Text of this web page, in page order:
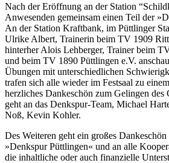
Nach der Eröffnung an der Station
Anwesenden gemeinsam einen Teil der
An der Station Kraftbank, im Püttlinger
Ulrike Albert, Trainerin beim TV 1909
hinterher Alois Lehberger, Trainer beim
und beim TV 1890 Püttlingen e.V.
Übungen mit unterschiedlichen
trafen sich alle wieder im Festsaal zu
herzliches Dankeschön zum Gelingen des
geht an das Denkspur-Team, Michael
Noß, Kevin Kohler.
Des Weiteren geht ein großes
»Denkspur Püttlingen« und an alle
die inhaltliche oder auch finanzielle